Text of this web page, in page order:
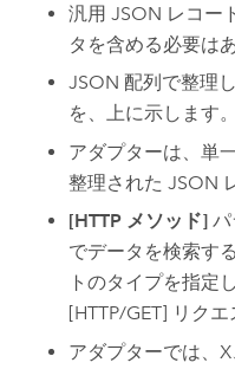
汎用 JSON レコー
タを含める必要は
JSON 配列で整理
を、上に示します。
アダプターは、単
整理された JSON
[HTTP メソッド]
でデータを検索す
トのタイプを指定
[HTTP/GET] リクエ
アダプターでは、